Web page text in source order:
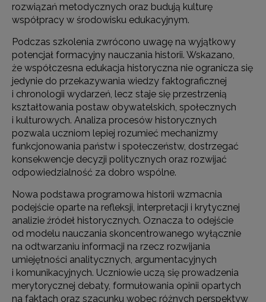
rozwiązań metodycznych oraz budują kulturę
współpracy w środowisku edukacyjnym.
Podczas szkolenia zwrócono uwagę na wyjątkowy
potencjał formacyjny nauczania historii. Wskazano,
że współczesna edukacja historyczna nie ogranicza się
jedynie do przekazywania wiedzy faktograficznej
i chronologii wydarzeń, lecz staje się przestrzenią
kształtowania postaw obywatelskich, społecznych
i kulturowych. Analiza procesów historycznych
pozwala uczniom lepiej rozumieć mechanizmy
funkcjonowania państw i społeczeństw, dostrzegać
konsekwencje decyzji politycznych oraz rozwijać
odpowiedzialność za dobro wspólne.
Nowa podstawa programowa historii wzmacnia
podejście oparte na refleksji, interpretacji i krytycznej
analizie źródeł historycznych. Oznacza to odejście
od modelu nauczania skoncentrowanego wyłącznie
na odtwarzaniu informacji na rzecz rozwijania
umiejętności analitycznych, argumentacyjnych
i komunikacyjnych. Uczniowie uczą się prowadzenia
merytorycznej debaty, formułowania opinii opartych
na faktach oraz szacunku wobec różnych perspektyw